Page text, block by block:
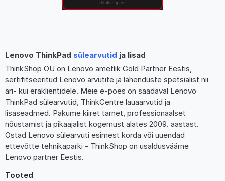
Lenovo ThinkPad sülearvutid ja lisad
ThinkShop OÜ on Lenovo ametlik Gold Partner Eestis,
sertifitseeritud Lenovo arvutite ja lahenduste spetsialist nii
äri- kui eraklientidele. Meie e-poes on saadaval Lenovo
ThinkPad sülearvutid, ThinkCentre lauaarvutid ja
lisaseadmed. Pakume kiiret tarnet, professionaalset
nõustamist ja pikaajalist kogemust alates 2009. aastast.
Ostad Lenovo sülearvuti esimest korda või uuendad
ettevõtte tehnikaparki - ThinkShop on usaldusväärne
Lenovo partner Eestis.
Tooted